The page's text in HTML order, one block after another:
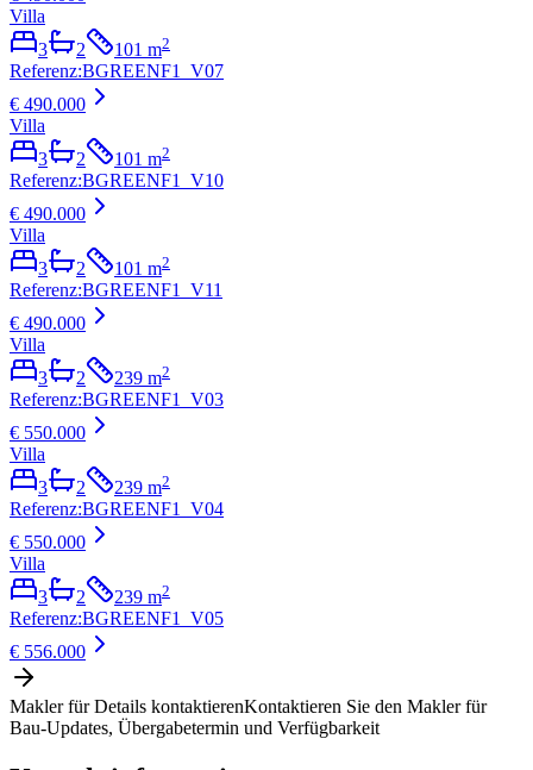
Villa
3
2 101 m2
Referenz:BGREENF1_V07
€ 490.000
Villa
3
2 101 m2
Referenz:BGREENF1_V10
€ 490.000
Villa
3
2 101 m2
Referenz:BGREENF1_V11
€ 490.000
Villa
3
2 239 m2
Referenz:BGREENF1_V03
€ 550.000
Villa
3
2 239 m2
Referenz:BGREENF1_V04
€ 550.000
Villa
3
2 239 m2
Referenz:BGREENF1_V05
€ 556.000
Makler für Details kontaktierenKontaktieren Sie den Makler für
Bau-Updates, Übergabetermin und Verfügbarkeit